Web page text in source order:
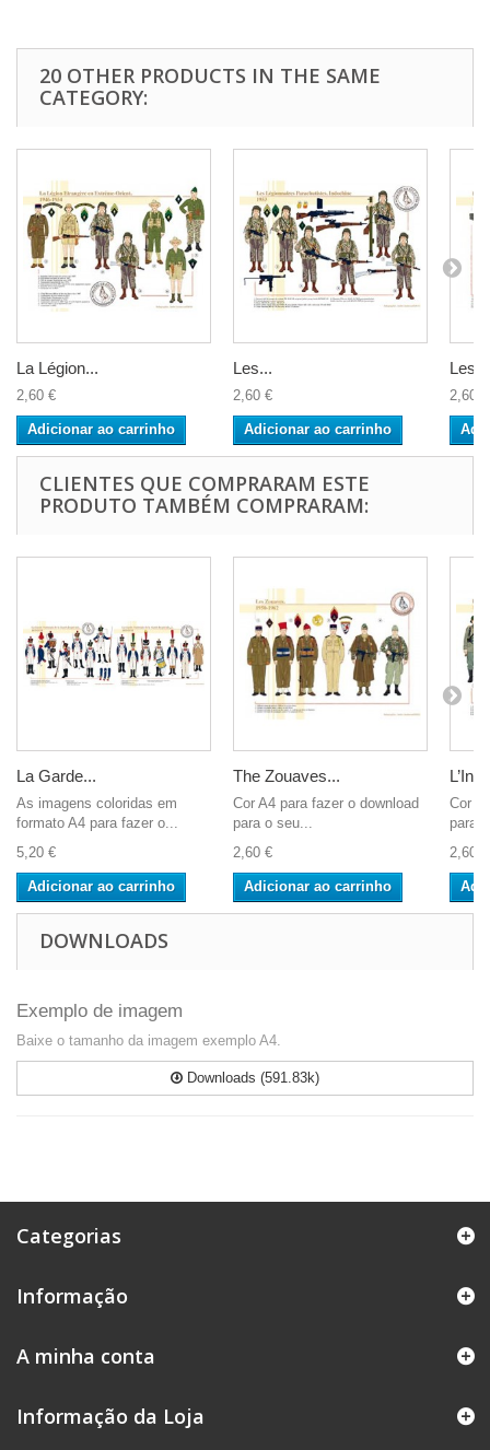
20 OTHER PRODUCTS IN THE SAME
CATEGORY:
La Légion...
2,60 €
Adicionar ao carrinho
Les...
2,60 €
Adicionar ao carrinho
Les...
2,60 €
CLIENTES QUE COMPRARAM ESTE
PRODUTO TAMBÉM COMPRARAM:
La Garde...
As imagens coloridas em
formato A4 para fazer o...
5,20 €
Adicionar ao carrinho
The Zouaves...
Cor A4 para fazer o download
para o seu...
2,60 €
Adicionar ao carrinho
Cor
para
2,60 €
DOWNLOADS
Exemplo de imagem
Baixe o tamanho da imagem exemplo A4.
Downloads (591.83k)
Categorias
Informação
A minha conta
Informação da Loja